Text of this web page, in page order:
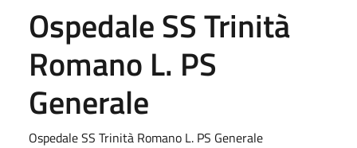
Ospedale SS Trinità
Romano L. PS
Generale
Ospedale SS Trinità Romano L. PS Generale